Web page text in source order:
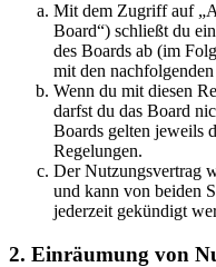
Mit dem Zugriff auf
Board“) schließt du
des Boards ab (im
mit den
Wenn du mit diesen
darfst du das Board
Boards gelten jeweils
Regelungen.
Der Nutzungsvertrag
und kann von beiden
jederzeit gekündigt
2. Einräumung von